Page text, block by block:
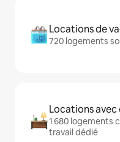
Locations de
720 logements
Locations
1 680 logements
travail dédié